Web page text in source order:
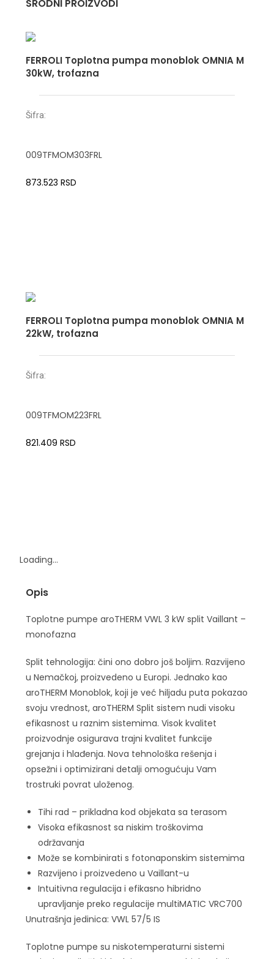
SRODNI PROIZVODI
FERROLI Toplotna pumpa monoblok OMNIA M
30kW, trofazna
Šifra:
009TFMOM303FRL
873.523RSD
FERROLI Toplotna pumpa monoblok OMNIA M
22kW, trofazna
Šifra:
009TFMOM223FRL
821.409RSD
Loading...
Opis
Toplotne pumpe aroTHERM VWL 3 kW split Vaillant –
monofazna
Split tehnologija: čini ono dobro još boljim. Razvijeno
u Nemačkoj, proizvedeno u Europi. Jednako kao
aroTHERM Monoblok, koji je već hiljadu puta pokazao
svoju vrednost, aroTHERM Split sistem nudi visoku
efikasnost u raznim sistemima. Visok kvalitet
proizvodnje osigurava trajni kvalitet funkcije
grejanja i hlađenja. Nova tehnološka rešenja i
opsežni i optimizirani detalji omogućuju Vam
trostruki povrat uloženog.
Tihi rad – prikladna kod objekata sa terasom
Visoka efikasnost sa niskim troškovima
održavanja
Može se kombinirati s fotonaponskim sistemima
Razvijeno i proizvedeno u Vaillant-u
Intuitivna regulacija i efikasno hibridno
upravljanje preko regulacije multiMATIC VRC700
Unutrašnja jedinica: VWL 57/5 IS
Toplotne pumpe su niskotemperaturni sistemi